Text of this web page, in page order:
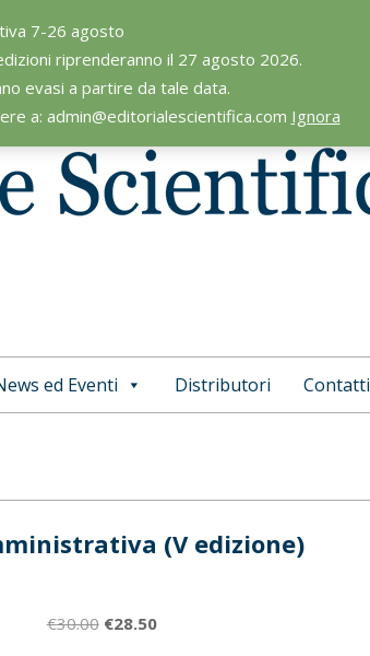
7-26 agosto
riprenderanno il 27 agosto 2026.
evasi a partire da tale data.
a: admin@editorialescientifica.com Ignora
Primary
ed Eventi Distributori Contatti
(V edizione)
€30.00 Il
€28.50Il